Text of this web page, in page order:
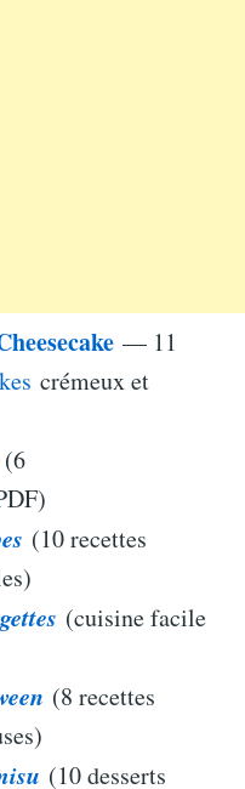
— 11
crémeux et
(6
(10 recettes
(cuisine facile
(8 recettes
(10 desserts